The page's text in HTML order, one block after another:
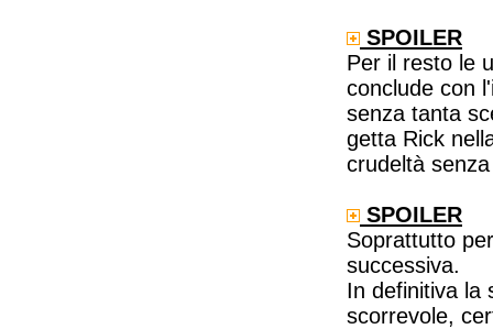
SPOILER
Per il resto le
conclude con
senza tanta
getta Rick
crudeltà
SPOILER
Soprattutto
successiva.
In definitiva la
scorrevole,